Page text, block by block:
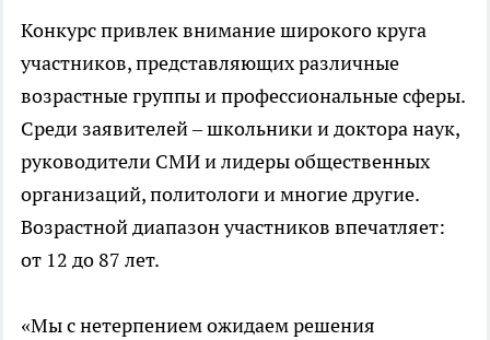
Конкурс привлек внимание широкого круга
участников, представляющих различные
возрастные группы и профессиональные сферы.
Среди заявителей – школьники и доктора наук,
руководители СМИ и лидеры общественных
организаций, политологи и многие другие.
Возрастной диапазон участников впечатляет:
от 12 до 87 лет.
«Мы с нетерпением ожидаем решения